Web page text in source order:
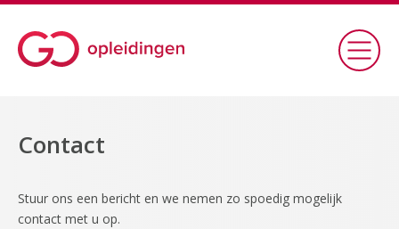
Contact
Stuur ons een bericht en we nemen zo spoedig mogelijk
contact met u op.